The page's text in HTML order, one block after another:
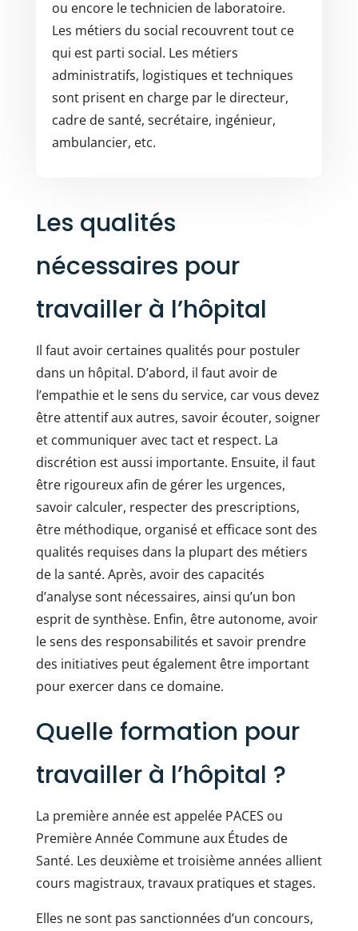
ou encore le technicien de laboratoire.
Les métiers du social recouvrent tout ce
qui est parti social. Les métiers
administratifs, logistiques et techniques
sont prisent en charge par le directeur,
cadre de santé, secrétaire, ingénieur,
ambulancier, etc.
Les qualités
nécessaires pour
travailler à l’hôpital
Il faut avoir certaines qualités pour postuler
dans un hôpital. D’abord, il faut avoir de
l’empathie et le sens du service, car vous devez
être attentif aux autres, savoir écouter, soigner
et communiquer avec tact et respect. La
discrétion est aussi importante. Ensuite, il faut
être rigoureux afin de gérer les urgences,
savoir calculer, respecter des prescriptions,
être méthodique, organisé et efficace sont des
qualités requises dans la plupart des métiers
de la santé. Après, avoir des capacités
d’analyse sont nécessaires, ainsi qu’un bon
esprit de synthèse. Enfin, être autonome, avoir
le sens des responsabilités et savoir prendre
des initiatives peut également être important
pour exercer dans ce domaine.
Quelle formation pour
travailler à l’hôpital ?
La première année est appelée PACES ou
Première Année Commune aux Études de
Santé. Les deuxième et troisième années allient
cours magistraux, travaux pratiques et stages.
Elles ne sont pas sanctionnées d’un concours,